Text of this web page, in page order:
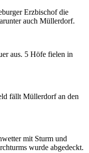
Erzbischof die
auch Müllerdorf.
aus. 5 Höfe fielen in
fällt Müllerdorf an den
mit Sturm und
wurde abgedeckt.